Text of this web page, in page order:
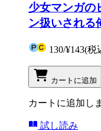
少女マンガの
ン扱いされる
130/¥143(税
カートに追加
カートに追加し
試し読み